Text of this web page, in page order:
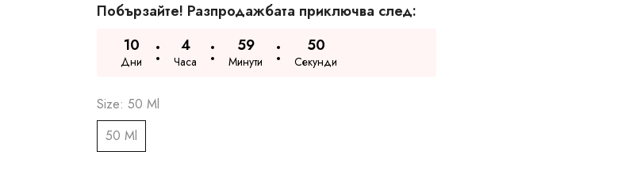
Побързайте! Разпродажбата приключва след:
10
Дни
4
Часа
59
Минути
49
Секунди
Size: 50 Ml
50 Ml